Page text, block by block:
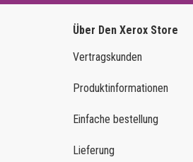
Über Den Xerox Store
Vertragskunden
Produktinformationen
Einfache bestellung
Lieferung